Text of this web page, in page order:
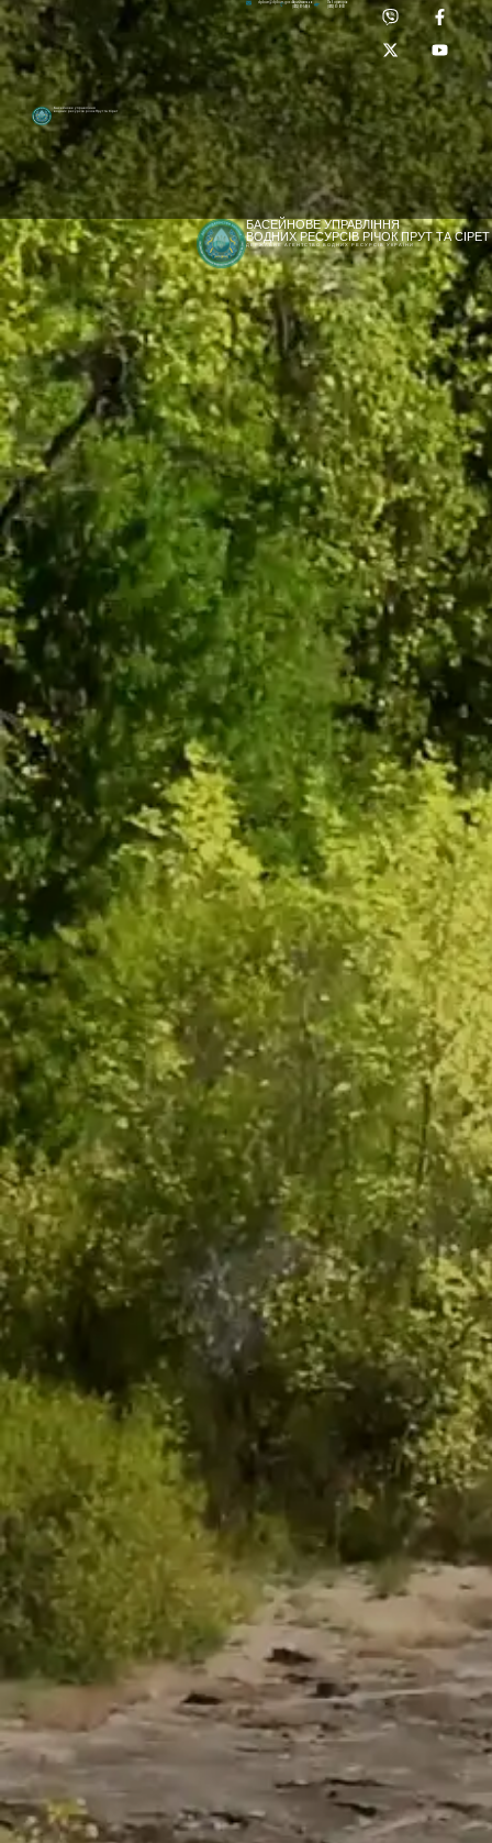
[newyear_garland]
Басейнове управління
водних ресурсів річок Прут та Сірет
Лабораторія:
(0372) 53-92-00
dpbuvr@dpbuvr.gov.uaПриймальня:
(0372) 51-14-56
БАСЕЙНОВЕ УПРАВЛІННЯ
ВОДНИХ РЕСУРСІВ РІЧОК ПРУТ ТА СІРЕТ
ДЕРЖАВНЕ АГЕНТСТВО ВОДНИХ РЕСУРСІВ УКРАЇНИ